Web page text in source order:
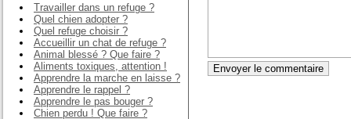
Travailler dans un refuge ?
Quel chien adopter ?
Quel refuge choisir ?
Accueillir un chat de refuge ?
Animal blessé ? Que faire ?
Aliments toxiques, attention !
Apprendre la marche en laisse ?
Apprendre le rappel ?
Apprendre le pas bouger ?
Chien perdu ! Que faire ?